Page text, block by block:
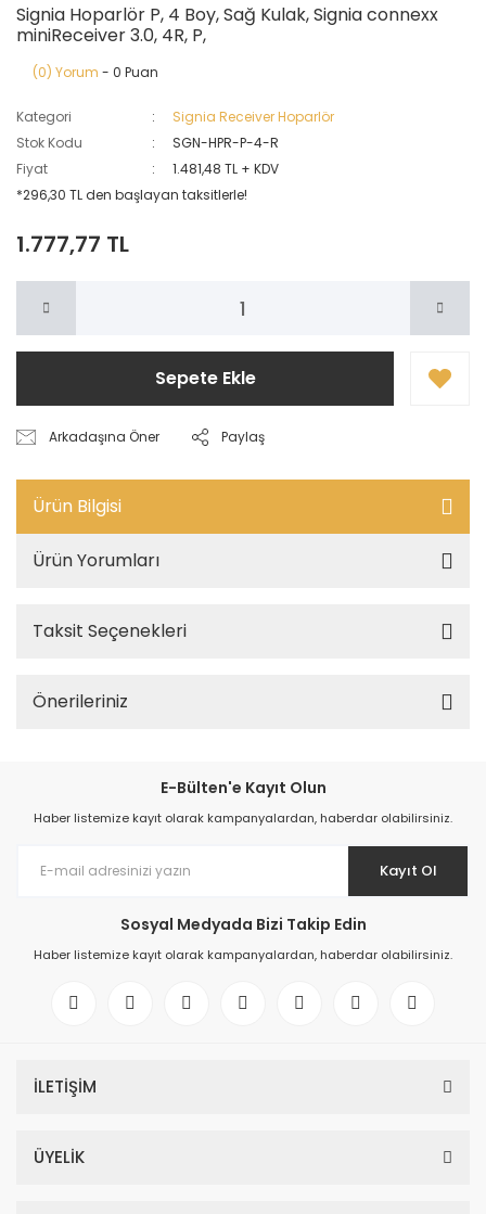
Signia Hoparlör P, 4 Boy, Sağ Kulak, Signia connexx
miniReceiver 3.0, 4R, P,
(0) Yorum - 0 Puan
Kategori
Signia Receiver Hoparlör
Stok Kodu
SGN-HPR-P-4-R
Fiyat
1.481,48 TL + KDV
*296,30 TL den başlayan taksitlerle!
1.777,77 TL
Sepete Ekle
Arkadaşına Öner Paylaş
Ürün Bilgisi
Ürün Yorumları
Taksit Seçenekleri
Önerileriniz
E-Bülten'e Kayıt Olun
Haber listemize kayıt olarak kampanyalardan, haberdar olabilirsiniz.
Kayıt Ol
Sosyal Medyada Bizi Takip Edin
Haber listemize kayıt olarak kampanyalardan, haberdar olabilirsiniz.
İLETİŞİM
ÜYELİK